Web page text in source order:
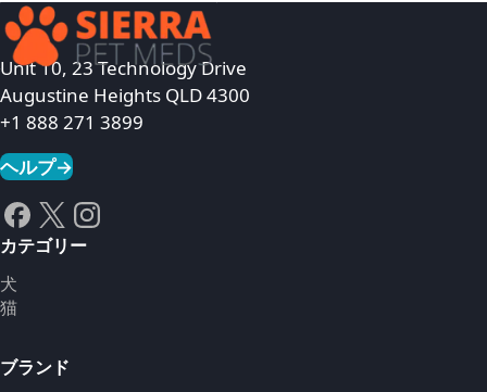
Unit 10, 23 Technology Drive
Augustine Heights QLD 4300
+1 888 271 3899
ヘルプ→
カテゴリー
犬
猫
ブランド